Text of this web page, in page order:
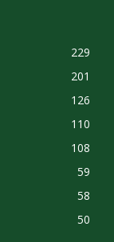
229
201
126
110
108
59
58
50